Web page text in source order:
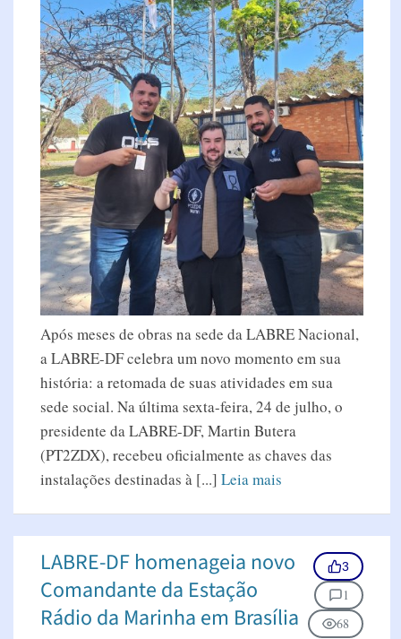
Após meses de obras na sede da LABRE Nacional,
a LABRE-DF celebra um novo momento em sua
história: a retomada de suas atividades em sua
sede social. Na última sexta-feira, 24 de julho, o
presidente da LABRE-DF, Martin Butera
(PT2ZDX), recebeu oficialmente as chaves das
instalações destinadas à [...] Leia mais
LABRE-DF homenageia novo
Comandante da Estação
Rádio da Marinha em Brasília
3
1
68